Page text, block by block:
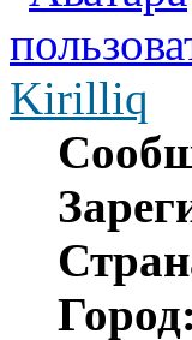
Kirilliq
Город: